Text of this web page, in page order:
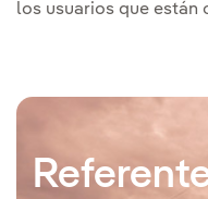
los usuarios que están